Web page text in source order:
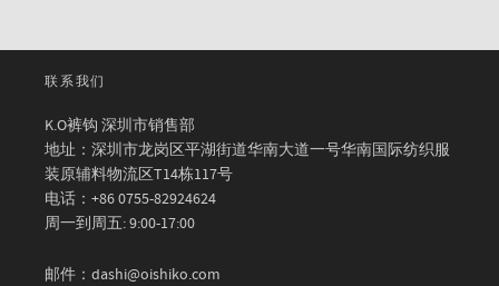
联系我们
K.O裤钩 深圳市销售部
地址：深圳市龙岗区平湖街道华南大道一号华南国际纺织服
装原辅料物流区T14栋117号
电话：+86 0755-82924624
周一到周五: 9:00-17:00
邮件：dashi@oishiko.com